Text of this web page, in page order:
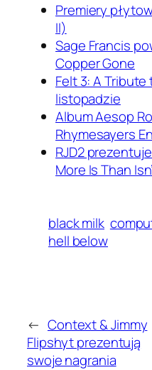
Premiery
II)
Sage Francis
Copper Gone
Felt 3: A
listopadzie
Album Aesop
Rhymesayers
RJD2
More Is Than
black milk
hell below
← Context & Jimmy
Flipshyt prezentują
swoje nagrania